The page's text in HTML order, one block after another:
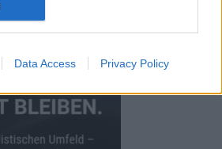
Data Access Privacy Policy